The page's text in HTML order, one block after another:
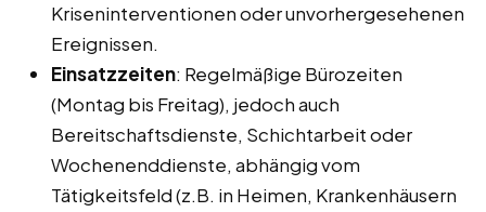
Kriseninterventionen oder unvorhergesehenen
Ereignissen.
Einsatzzeiten: Regelmäßige Bürozeiten
(Montag bis Freitag), jedoch auch
Bereitschaftsdienste, Schichtarbeit oder
Wochenenddienste, abhängig vom
Tätigkeitsfeld (z.B. in Heimen, Krankenhäusern